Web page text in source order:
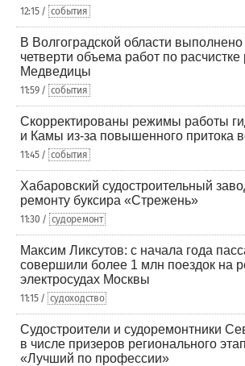
12:15 / события
В Волгоградской области
четверти объема работ по расчистке
Медведицы
11:59 / события
Скорректированы режимы работы
и Камы из-за повышенного притока
11:45 / события
Хабаровский судостроительный
ремонту буксира «Стрежень»
11:30 / судоремонт
Максим Ликсутов: с начала года
совершили более 1 млн поездок на
электросудах Москвы
11:15 / судоходство
Судостроители и судоремонтники
в числе призеров регионального
«Лучший по профессии»